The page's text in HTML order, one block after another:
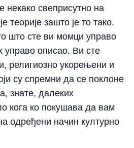
некако свеприсутно на
теорије зашто је то тако.
што сте ви момци управо
управо описао. Ви сте
религиозно укорењени и
су спремни да се поклоне
знате, далеких
кога ко покушава да вам
одређени начин културно